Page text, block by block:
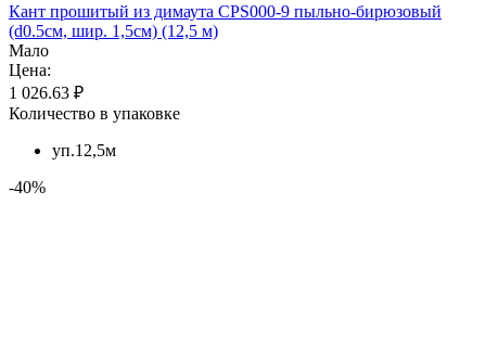
Кант прошитый из димаута CPS000-9 пыльно-бирюзовый
(d0.5см, шир. 1,5см) (12,5 м)
Мало
Цена:
1 026.63 ₽
Количество в упаковке
уп.12,5м
-40%